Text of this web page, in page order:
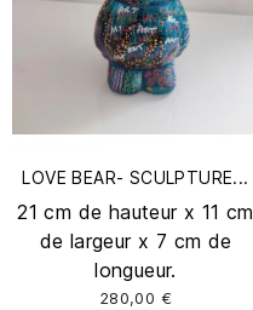
LOVE BEAR- SCULPTURE...
21 cm de hauteur x 11 cm
de largeur x 7 cm de
longueur.
280,00 €